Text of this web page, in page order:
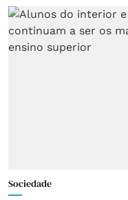
Sociedade